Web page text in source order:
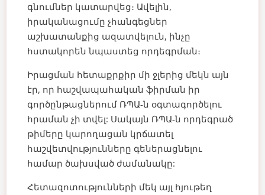
գնումներ կատարվեց։ Ավելին,
իրականացումը չհանգեցներ
աշխատանքից ազատվելուն, ինչը
հստակորեն նպաստեց որդեգրման։
Իրացման հետաքրքիր մի ջլերից մեկն այն
էր, որ հաշվապահական ֆիրման իր
գործընթացներում ՌՊԱ-ն օգտագործելու
հրաման չի տվել: Սակայն ՌՊԱ-ն որդեգրած
թիմերը կարողացան կրճատել
հաշվետվությունները գեներացնելու
համար ծախսված ժամանակը:
Հետազոտությունների մեկ այլ հյութեղ